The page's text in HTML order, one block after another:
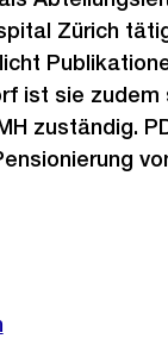
Zürich
ist sie
zuständig.